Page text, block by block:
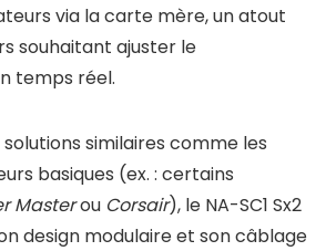
via la carte mère, un atout
souhaitant ajuster le
temps réel.
similaires comme les
basiques (ex. : certains
Masterou Corsair), le NA-SC1 Sx2
design modulaire et son câblage